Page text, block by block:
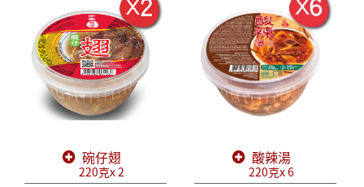
碗仔翅
220克x 2
酸辣湯
220克x 6